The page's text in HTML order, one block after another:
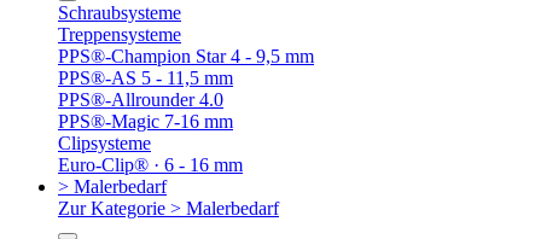
Schraubsysteme
Treppensysteme
PPS®-Champion Star 4 - 9,5 mm
PPS®-AS 5 - 11,5 mm
PPS®-Allrounder 4.0
PPS®-Magic 7-16 mm
Clipsysteme
Euro-Clip® · 6 - 16 mm
> Malerbedarf
Zur Kategorie > Malerbedarf